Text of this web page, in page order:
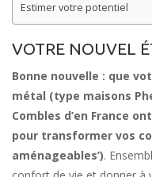
Estimer votre potentiel
VOTRE NOUVEL
Bonne nouvelle : que
métal (type maisons
Combles d’en France
pour transformer vos
aménageables’).